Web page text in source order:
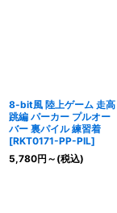
8-bit風 陸上ゲーム 走高
跳編 パーカー プルオー
バー 裏パイル 練習着
[RKT0171-PP-PIL]
5,780円 ～ (税込)